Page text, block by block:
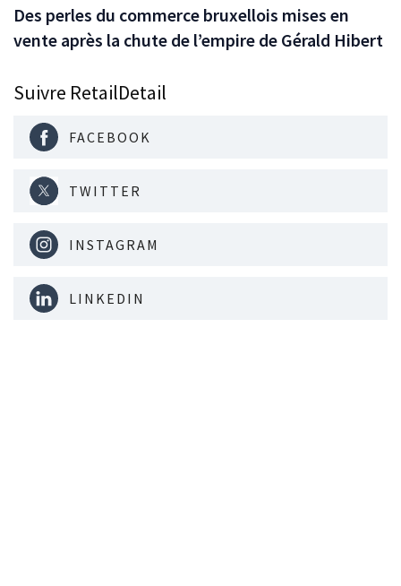
Des perles du commerce bruxellois mises en
vente après la chute de l’empire de Gérald Hibert
Suivre RetailDetail
FACEBOOK
TWITTER
INSTAGRAM
LINKEDIN